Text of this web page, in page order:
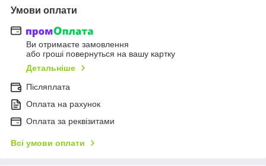
Умови оплати
Ви отримаєте замовлення
або гроші повернуться на вашу картку
Детальніше
Післяплата
Оплата на рахунок
Оплата за реквізитами
Всі умови оплати